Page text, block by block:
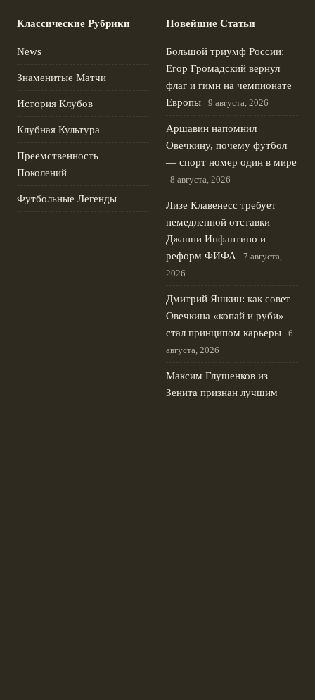
Классические Рубрики
News
Знаменитые Матчи
История Клубов
Клубная Культура
Преемственность
Поколений
Футбольные Легенды
Новейшие Статьи
Большой триумф России:
Егор Громадский вернул
флаг и гимн на чемпионате
Европы
9 августа, 2026
Аршавин напомнил
Овечкину, почему футбол
— спорт номер один в мире
8 августа, 2026
Лизе Клавенесс требует
немедленной отставки
Джанни Инфантино и
реформ ФИФА
7 августа,
2026
Дмитрий Яшкин: как совет
Овечкина «копай и руби»
стал принципом карьеры
6
августа, 2026
Максим Глушенков из
Зенита признан лучшим